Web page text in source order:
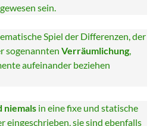
sein.
Spiel der Differenzen, der
sogenannten Verräumlichung,
aufeinander beziehen
niemals in eine fixe und statische
eingeschrieben, sie sind ebenfalls